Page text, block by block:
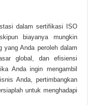
dalam sertifikasi ISO
biayanya mungkin
yang Anda peroleh dalam
global, dan efisiensi
Anda ingin mengambil
Anda, pertimbangkan
untuk menghadapi